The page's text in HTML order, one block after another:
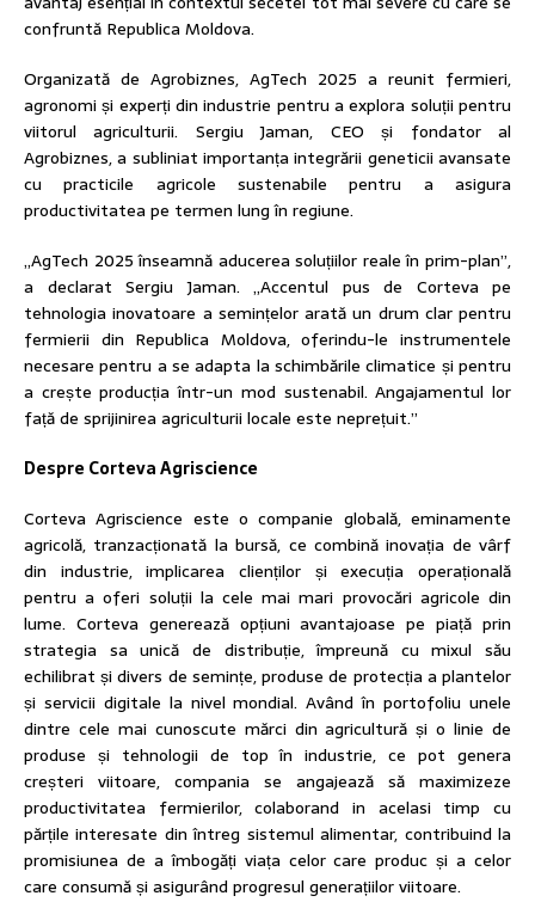
confruntă Republica Moldova.
Organizată de Agrobiznes, AgTech 2025 a reunit fermieri,
agronomi și experți din industrie pentru a explora soluții pentru
viitorul agriculturii. Sergiu Jaman, CEO și fondator al
Agrobiznes, a subliniat importanța integrării geneticii avansate
cu practicile agricole sustenabile pentru a asigura
productivitatea pe termen lung în regiune.
„AgTech 2025 înseamnă aducerea soluțiilor reale în prim-plan”,
a declarat Sergiu Jaman. „Accentul pus de Corteva pe
tehnologia inovatoare a semințelor arată un drum clar pentru
fermierii din Republica Moldova, oferindu-le instrumentele
necesare pentru a se adapta la schimbările climatice și pentru
a crește producția într-un mod sustenabil. Angajamentul lor
față de sprijinirea agriculturii locale este neprețuit.”
Despre Corteva Agriscience
Corteva Agriscience este o companie globală, eminamente
agricolă, tranzacționată la bursă, ce combină inovația de vârf
din industrie, implicarea clienților și execuția operațională
pentru a oferi soluții la cele mai mari provocări agricole din
lume. Corteva generează opțiuni avantajoase pe piață prin
strategia sa unică de distribuție, împreună cu mixul său
echilibrat și divers de semințe, produse de protecția a plantelor
și servicii digitale la nivel mondial. Având în portofoliu unele
dintre cele mai cunoscute mărci din agricultură și o linie de
produse și tehnologii de top în industrie, ce pot genera
creșteri viitoare, compania se angajează să maximizeze
productivitatea fermierilor, colaborand in acelasi timp cu
părțile interesate din întreg sistemul alimentar, contribuind la
promisiunea de a îmbogăți viața celor care produc și a celor
care consumă și asigurând progresul generațiilor viitoare.